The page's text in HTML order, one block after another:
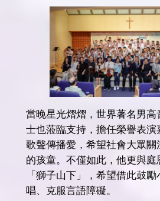
當晚星光熠熠，世界著名男
士也蒞臨支持，擔任榮譽表演
歌聲傳播愛，希望社會大眾
的孩童。不僅如此，他更與
「獅子山下」，希望借此鼓
唱、克服言語障礙。